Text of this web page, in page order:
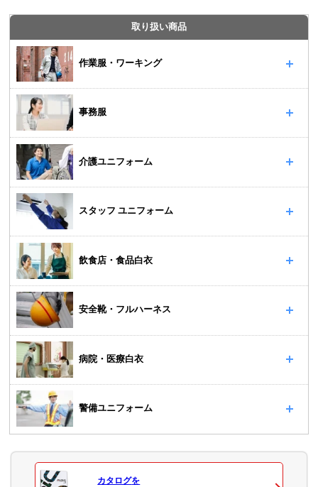
取り扱い商品
作業服・ワーキング
事務服
介護ユニフォーム
スタッフ ユニフォーム
飲食店・食品白衣
安全靴・フルハーネス
病院・医療白衣
警備ユニフォーム
カタログを